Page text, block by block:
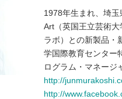
1978年生まれ、埼
Art（英国王立芸術
ラボ）との新製品・
学国際教育センター
ログラム・マネージ
http://
http://